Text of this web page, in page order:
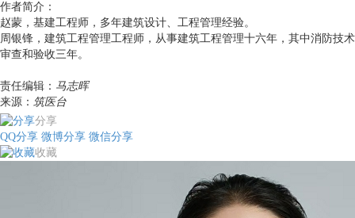
作者简介：
赵蒙，基建工程师，多年建筑设计、工程管理经验。
周银锋，建筑工程管理工程师，从事建筑工程管理十六年，其中消防技术
审查和验收三年。
责任编辑： 马志晖
来源： 筑医台
分享
QQ分享 微博分享 微信分享
收藏